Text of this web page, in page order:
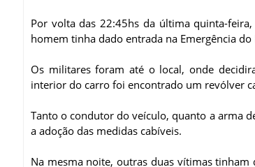
Por volta das 22:45hs da última quinta-
homem tinha dado entrada na Emergência
Os militares foram até o local, onde
interior do carro foi encontrado um revólver
Tanto o condutor do veículo, quanto a arma
a adoção das medidas cabíveis.
Na mesma noite, outras duas vítimas